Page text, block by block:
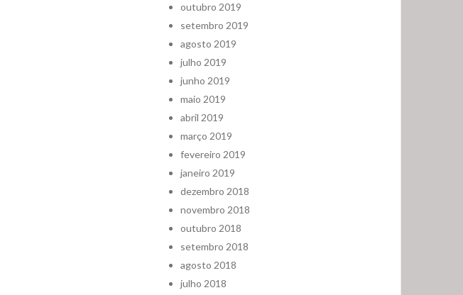
outubro 2019
setembro 2019
agosto 2019
julho 2019
junho 2019
maio 2019
abril 2019
março 2019
fevereiro 2019
janeiro 2019
dezembro 2018
novembro 2018
outubro 2018
setembro 2018
agosto 2018
julho 2018